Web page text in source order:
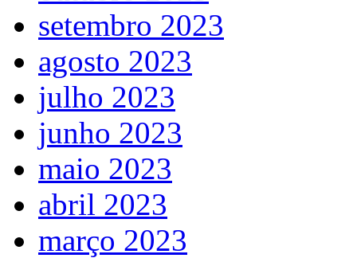
setembro 2023
agosto 2023
julho 2023
junho 2023
maio 2023
abril 2023
março 2023